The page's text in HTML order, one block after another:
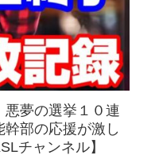
悪夢の選挙１０連
部の応援が激し
チャンネル】